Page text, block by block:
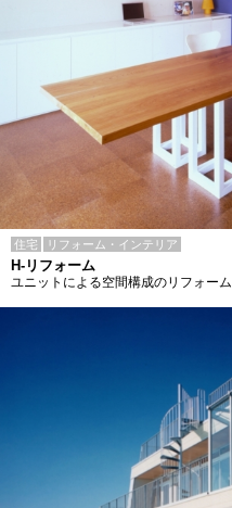
住宅 リフォーム・インテリア
H-リフォーム
ユニットによる空間構成のリフォーム